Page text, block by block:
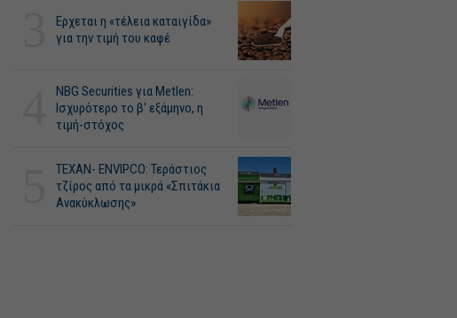
Ερχεται η «τέλεια καταιγίδα»
για την τιμή του καφέ
NBG Securities για Metlen:
Ισχυρότερο το β' εξάμηνο, η
τιμή-στόχος
ΤΕΧΑΝ- ENVIPCO: Τεράστιος
τζίρος από τα μικρά «Σπιτάκια
Ανακύκλωσης»